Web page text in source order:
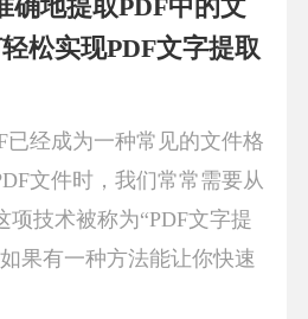
确地提取PDF中的文
松实现PDF文字提取
已经成为一种常见的文件格
文件时，我们常常需要从
项技术被称为“PDF文字提
果有一种方法能让你快速